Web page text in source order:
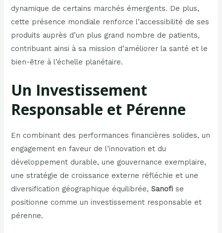
dynamique de certains marchés émergents. De plus,
cette présence mondiale renforce l’accessibilité de ses
produits auprès d’un plus grand nombre de patients,
contribuant ainsi à sa mission d’améliorer la santé et le
bien-être à l’échelle planétaire.
Un Investissement
Responsable et Pérenne
En combinant des performances financières solides, un
engagement en faveur de l’innovation et du
développement durable, une gouvernance exemplaire,
une stratégie de croissance externe réfléchie et une
diversification géographique équilibrée,Sanofi se
positionne comme un investissement responsable et
pérenne.